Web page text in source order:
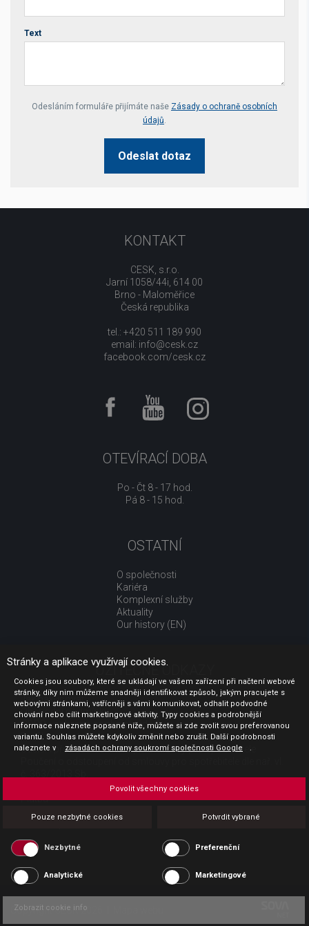
Text
Your website *
Odesláním formuláře přijímáte naše Zásady o ochraně osobních
údajů.
Odeslat dotaz
KONTAKT
CESK, s.r.o.
Jarní 1058/44i, 614 00
Brno - Maloměřice
Česká republika
tel.: +420 511 189 990
email: info@cesk.cz
facebook.com/cesk.cz
OTEVÍRACÍ DOBA
Po - Čt 8 - 17 hod.
Pá 8 - 15 hod.
OSTATNÍ
O společnosti
Kariéra
Komplexní služby
Aktuality
Our history (EN)
UŽITEČNÉ ODKAZY
Jak nakupovat
Obchodní podmínky
GDPR - ochrana osobních údajů
Profil zadavatele
Sdělení před uzavřením kupní smlouvy pro spotřebitele
Platba
Povinná publicita
Copyright CESK 2026 |
Stránky a aplikace využívají cookies.
Cookies jsou soubory, které se ukládají ve vašem zařízení při načtení webové
stránky, díky nim můžeme snadněji identifikovat způsob, jakým pracujete s
webovými stránkami, vstřícněji s vámi komunikovat, odhalit podvodné
chování nebo cílit marketingové aktivity. Typy cookies a podrobnější
informace naleznete popsané níže, můžete si zde zvolit svou preferovanou
variantu. Souhlas můžete kdykoliv změnit nebo zrušit. Další podrobnosti
naleznete v
zásadách ochrany soukromí společnosti Google .
Pouze nezbytné cookies Potvrdit vybrané
Povolit všechny cookies
Nezbytné Preferenční
Analytické Marketingové
Zobrazit cookie info